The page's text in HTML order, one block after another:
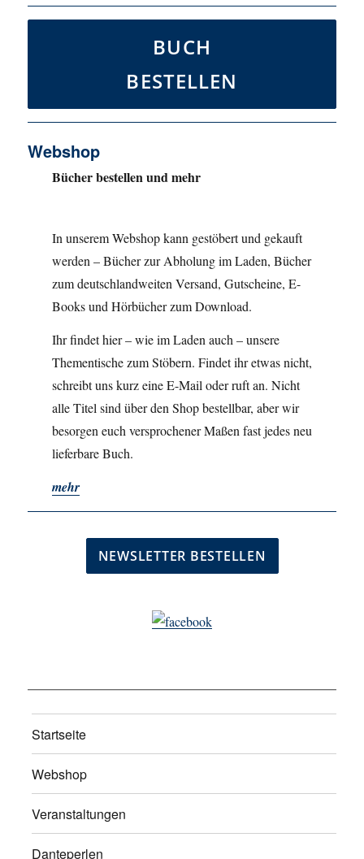
BUCH
BESTELLEN
Webshop
Bücher bestellen und mehr
In unserem Webshop kann gestöbert und gekauft
werden – Bücher zur Abholung im Laden, Bücher
zum deutschlandweiten Versand, Gutscheine, E-
Books und Hörbücher zum Download.
Ihr findet hier – wie im Laden auch – unsere
Thementische zum Stöbern. Findet ihr etwas nicht,
schreibt uns kurz eine E-Mail oder ruft an. Nicht
alle Titel sind über den Shop bestellbar, aber wir
besorgen euch versprochener Maßen fast jedes neu
lieferbare Buch.
mehr
Startseite
Webshop
Veranstaltungen
Danteperlen